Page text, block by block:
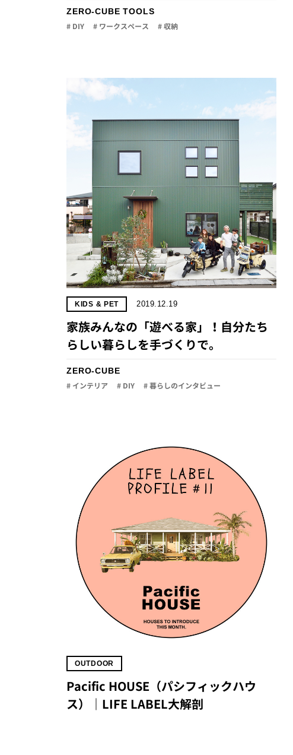
ZERO-CUBE TOOLS
# DIY # ワークスペース # 収納
KIDS & PET 2019.12.19
家族みんなの「遊べる家」！自分たち
らしい暮らしを手づくりで。
ZERO-CUBE
# インテリア # DIY # 暮らしのインタビュー
OUTDOOR
Pacific HOUSE（パシフィックハウ
ス）｜LIFE LABEL大解剖